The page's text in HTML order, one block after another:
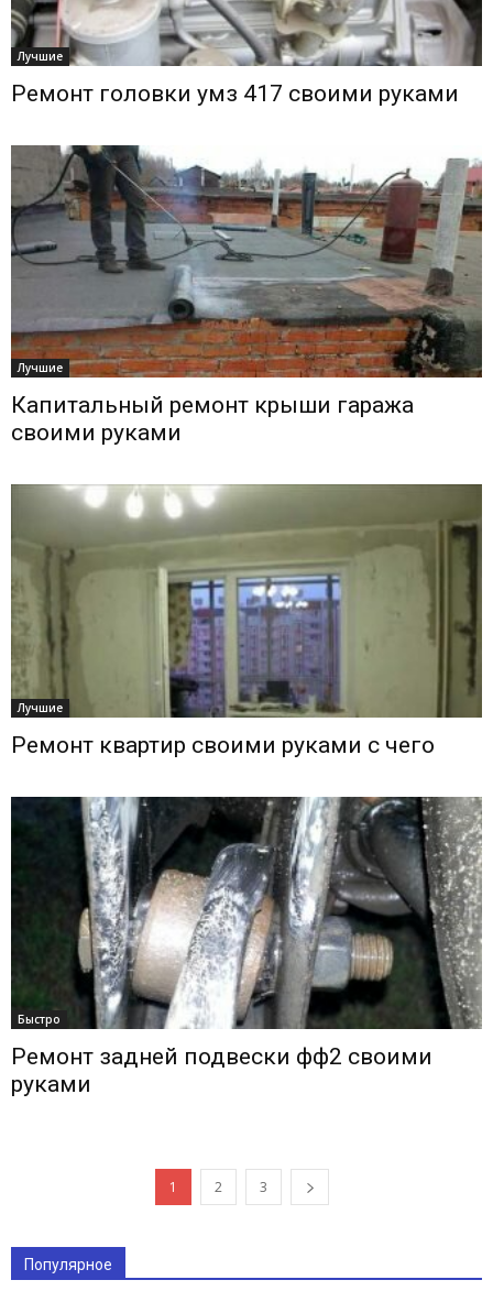
Лучшие
Ремонт головки умз 417 своими руками
Лучшие
Капитальный ремонт крыши гаража
своими руками
Лучшие
Ремонт квартир своими руками с чего
Быстро
Ремонт задней подвески фф2 своими
руками
1 2 3
Популярное